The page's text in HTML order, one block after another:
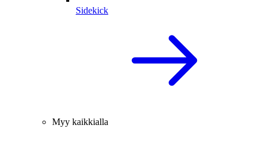
Sidekick
Myy kaikkialla